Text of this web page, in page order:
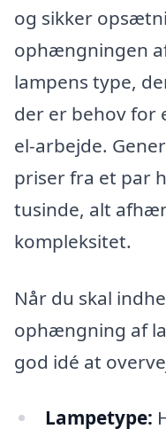
og sikker
ophængningen
lampens type,
der er behov for
el-arbejde.
priser fra et par
tusinde, alt
kompleksitet.
Når du skal
ophængning af
god idé at
Lampetype: